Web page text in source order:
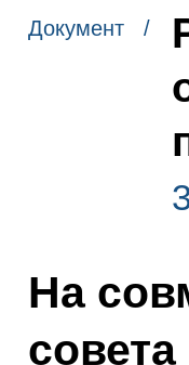
Документ /
На